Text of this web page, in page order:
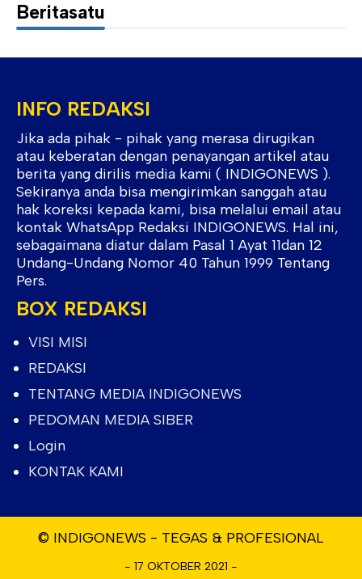
Beritasatu
INFO REDAKSI
Jika ada pihak - pihak yang merasa dirugikan
atau keberatan dengan penayangan artikel atau
berita yang dirilis media kami ( INDIGONEWS ).
Sekiranya anda bisa mengirimkan sanggah atau
hak koreksi kepada kami, bisa melalui email atau
kontak WhatsApp Redaksi INDIGONEWS. Hal ini,
sebagaimana diatur dalam Pasal 1 Ayat 11dan 12
Undang-Undang Nomor 40 Tahun 1999 Tentang
Pers.
BOX REDAKSI
VISI MISI
REDAKSI
TENTANG MEDIA INDIGONEWS
PEDOMAN MEDIA SIBER
Login
KONTAK KAMI
© INDIGONEWS - TEGAS & PROFESIONAL
- 17 OKTOBER 2021 -